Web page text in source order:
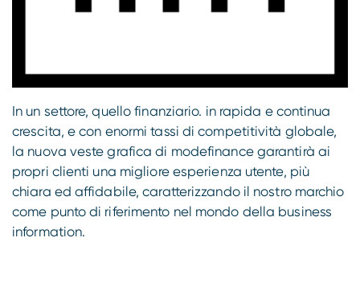
In un settore, quello finanziario. in rapida e continua
crescita, e con enormi tassi di competitività globale,
la nuova veste grafica di modefinance garantirà ai
propri clienti una migliore esperienza utente, più
chiara ed affidabile, caratterizzando il nostro marchio
come punto di riferimento nel mondo della business
information.